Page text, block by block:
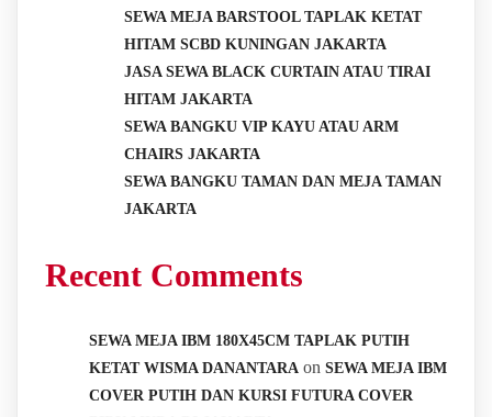
SEWA MEJA BARSTOOL TAPLAK KETAT
HITAM SCBD KUNINGAN JAKARTA
JASA SEWA BLACK CURTAIN ATAU TIRAI
HITAM JAKARTA
SEWA BANGKU VIP KAYU ATAU ARM
CHAIRS JAKARTA
SEWA BANGKU TAMAN DAN MEJA TAMAN
JAKARTA
Recent Comments
SEWA MEJA IBM 180X45CM TAPLAK PUTIH
KETAT WISMA DANANTARA on SEWA MEJA IBM
COVER PUTIH DAN KURSI FUTURA COVER